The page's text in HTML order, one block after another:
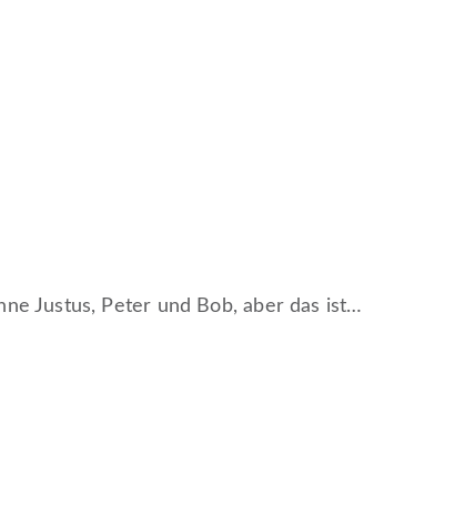
Justus, Peter und Bob, aber das ist…